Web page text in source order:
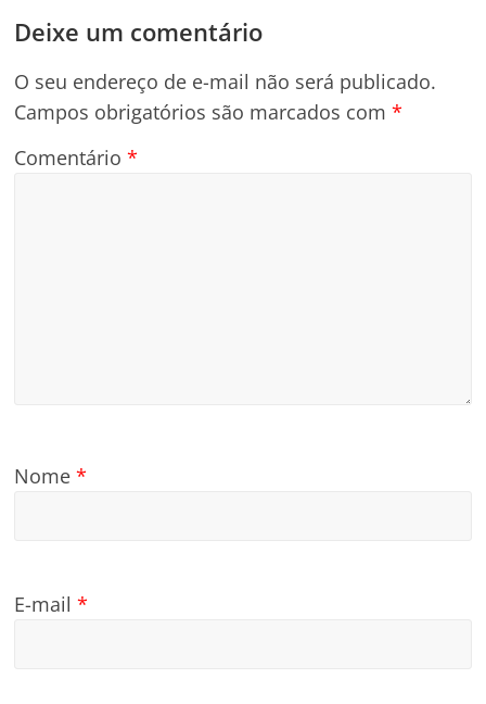
Deixe um comentário
O seu endereço de e-mail não será publicado.
Campos obrigatórios são marcados com*
Comentário*
Nome*
E-mail*